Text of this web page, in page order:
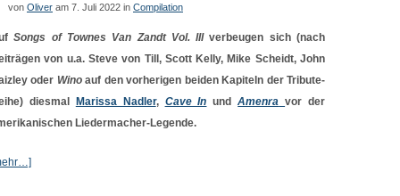
von Oliver am 7. Juli 2022 in Compilation
Songs of Townes Van Zandt Vol. IIIverbeugen sich (nach
von u.a. Steve von Till, Scott Kelly, Mike Scheidt, John
oder Winoauf den vorherigen beiden Kapiteln der Tribute-
diesmal
Marissa Nadler, Cave In undAmenra vor der
Liedermacher-Legende.